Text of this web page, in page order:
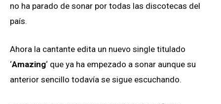
no ha parado de sonar por todas las discotecas del
país.
Ahora la cantante edita un nuevo single titulado
‘Amazing‘ que ya ha empezado a sonar aunque su
anterior sencillo todavía se sigue escuchando.